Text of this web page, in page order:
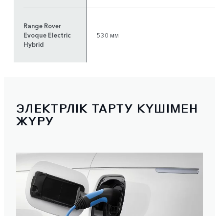
Range Rover
Evoque Electric
Hybrid
530 мм
ЭЛЕКТРЛІК ТАРТУ КҮШІМЕН
ЖҮРУ